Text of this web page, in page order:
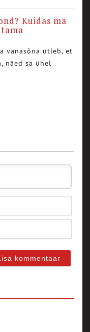
Kuidas ma
vanasõna ütleb, et
näed sa ühel